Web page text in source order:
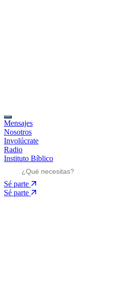
Mensajes
Nosotros
Involúcrate
Radio
Instituto Bíblico
Sé parte
Sé parte